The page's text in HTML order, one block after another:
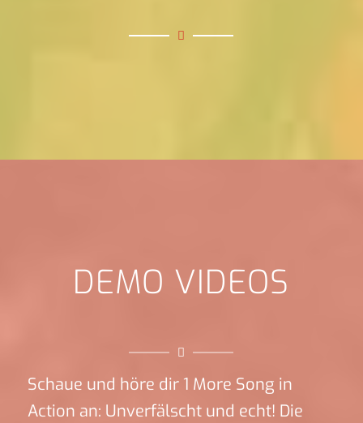
DEMO VIDEOS
Schaue und höre dir 1 More Song in
Action an: Unverfälscht und echt! Die